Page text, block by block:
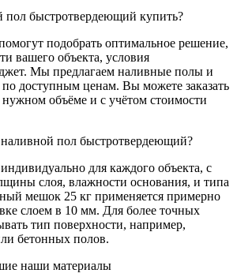
пол быстротвердеющий купить?
подобрать оптимальное решение,
вашего объекта, условия
Мы предлагаем наливные полы и
доступным ценам. Вы можете заказать
объёме и с учётом стоимости
наливной пол быстротвердеющий?
для каждого объекта, с
слоя, влажности основания, и типа
мешок 25 кг применяется примерно
слоем в 10 мм. Для более точных
тип поверхности, например,
бетонных полов.
наши материалы